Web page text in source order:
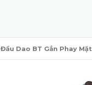
Đầu Dao BT Gắn Phay Mặt